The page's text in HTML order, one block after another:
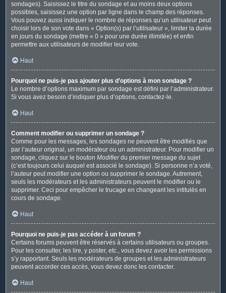
sondages). Saisissez le titre du sondage et au moins deux options
possibles, saisissez une option par ligne dans le champ des réponses.
Vous pouvez aussi indiquer le nombre de réponses qu’un utilisateur peut
choisir lors de son vote dans « Option(s) par l’utilisateur », limiter la durée
en jours du sondage (mettre « 0 » pour une durée illimitée) et enfin
permettre aux utilisateurs de modifier leur vote.
Haut
Pourquoi ne puis-je pas ajouter plus d’options à mon sondage ?
Le nombre d’options maximum par sondage est défini par l’administrateur.
Si vous avez besoin d’indiquer plus d’options, contactez-le.
Haut
Comment modifier ou supprimer un sondage ?
Comme pour les messages, les sondages ne peuvent être modifiés que
par l’auteur original, un modérateur ou un administrateur. Pour modifier un
sondage, cliquez sur le bouton Modifierdu premier message du sujet
(c’est toujours celui auquel est associé le sondage). Si personne n’a voté,
l’auteur peut modifier une option ou supprimer le sondage. Autrement,
seuls les modérateurs et les administrateurs peuvent le modifier ou le
supprimer. Ceci pour empêcher le trucage en changeant les intitulés en
cours de sondage.
Haut
Pourquoi ne puis-je pas accéder à un forum ?
Certains forums peuvent être réservés à certains utilisateurs ou groupes.
Pour les consulter, les lire, y poster, etc., vous devez avoir les permissions
s’y rapportant. Seuls les modérateurs de groupes et les administrateurs
peuvent accorder ces accès, vous devez donc les contacter.
Haut